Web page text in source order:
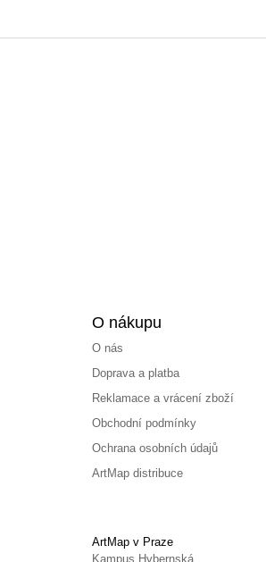
O nákupu
O nás
Doprava a platba
Reklamace a vrácení zboží
Obchodní podmínky
Ochrana osobních údajů
ArtMap distribuce
ArtMap v Praze
Kampus Hybernská